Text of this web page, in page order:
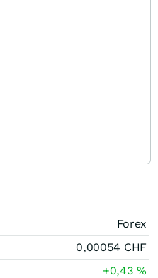
Forex
0,00054 CHF
+0,43%